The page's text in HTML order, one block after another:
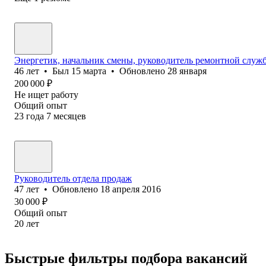
Энергетик, начальник смены, руководитель ремонтной
46 лет • Был 15 марта • Обновлено 28 января
200 000 ₽
Не ищет работу
Общий опыт
23 года 7 месяцев
Руководитель отдела продаж
47 лет • Обновлено 18 апреля 2016
30 000 ₽
Общий опыт
20 лет
Быстрые фильтры подбора вакансий